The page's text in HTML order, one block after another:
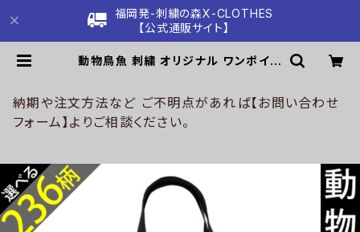
福岡発-刺繍の森X-CLOTHES
【公式通販サイト】
動物鳥魚 刺繍 オリジナル ワンポイン
馬 豚 魚 クリスマス ori-a-bg129-
b06-s | 刺繍の森X-CLOTHES【公
式通販サイト】
納期や注文方法など ご不明点があれば【お問い合わせ
フォーム】よりご相談ください。